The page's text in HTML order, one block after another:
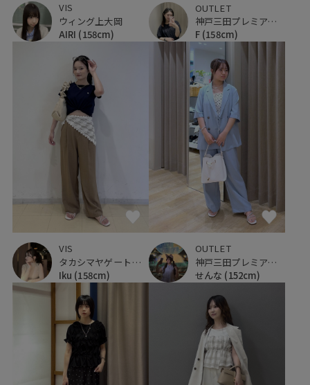
VIS
ウィング上大岡
AIRI (158cm)
OUTLET
神戸三田プレミアム・アウトレット
F (158cm)
VIS
タカシマヤゲートタワーモール
Iku (158cm)
OUTLET
神戸三田プレミアム・アウトレット
せんな (152cm)